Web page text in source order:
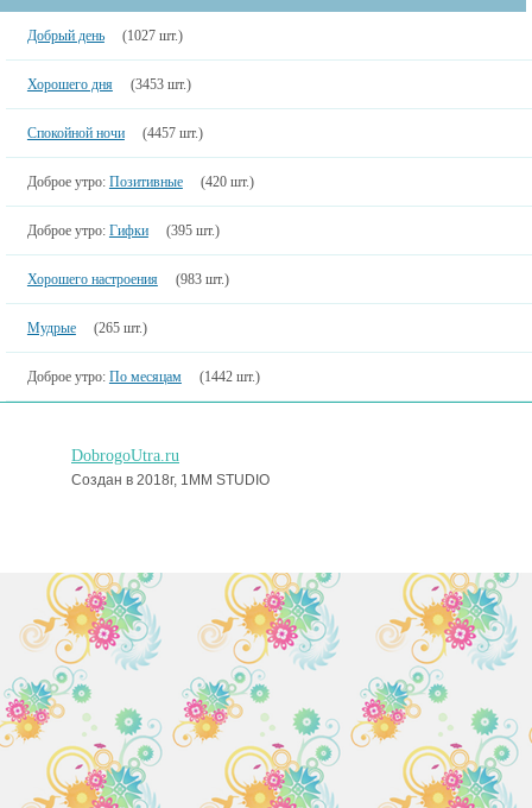
Добрый день (1027 шт.)
Хорошего дня (3453 шт.)
Спокойной ночи (4457 шт.)
Доброе утро: Позитивные (420 шт.)
Доброе утро: Гифки (395 шт.)
Хорошего настроения (983 шт.)
Мудрые (265 шт.)
Доброе утро: По месяцам (1442 шт.)
DobrogoUtra.ru
Создан в 2018г, 1MM STUDIO